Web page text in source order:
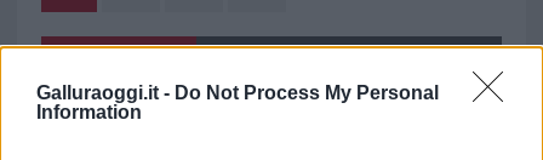
Galluraoggi.it - Do Not Process My Personal
Information